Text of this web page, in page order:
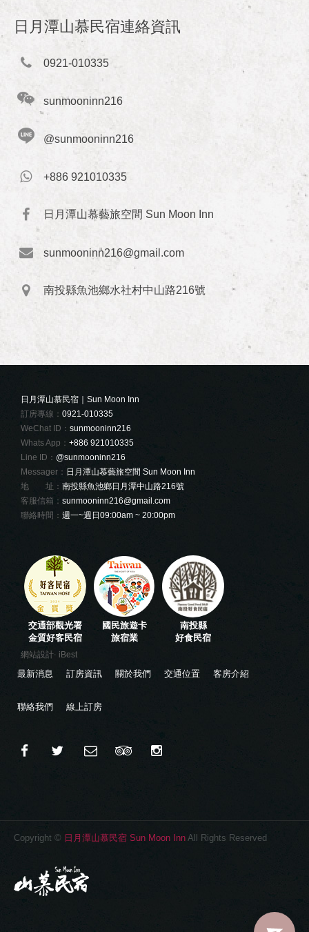
日月潭山慕民宿連絡資訊
0921-010335
sunmooninn216
@sunmooninn216
+886 921010335
日月潭山慕藝旅空間 Sun Moon Inn
sunmooninn216@gmail.com
南投縣魚池鄉水社村中山路216號
日月潭山慕民宿｜Sun Moon Inn
訂房專線： 0921-010335
WeChat ID： sunmooninn216
Whats App： +886 921010335
Line ID： @sunmooninn216
Messager： 日月潭山慕藝旅空間 Sun Moon Inn
地 址： 南投縣魚池鄉日月潭中山路216號
客服信箱： sunmooninn216@gmail.com
聯絡時間： 週一~週日09:00am ~ 20:00pm
交通部觀光署
金質好客民宿
國民旅遊卡
旅宿業
南投縣
好食民宿
網站設計‧ iBest
最新消息 訂房資訊 關於我們 交通位置 客房介紹
聯絡我們 線上訂房
Copyright © 日月潭山慕民宿 Sun Moon Inn All Rights Reserved